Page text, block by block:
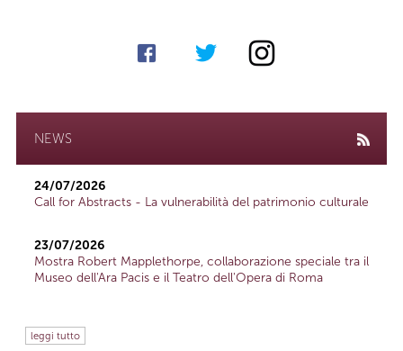
NEWS
24/07/2026
Call for Abstracts - La vulnerabilità del patrimonio culturale
23/07/2026
Mostra Robert Mapplethorpe, collaborazione speciale tra il
Museo dell'Ara Pacis e il Teatro dell'Opera di Roma
leggi tutto